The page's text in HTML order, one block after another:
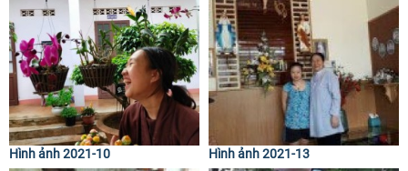
Hình ảnh 2021-10 Hình ảnh 2021-13